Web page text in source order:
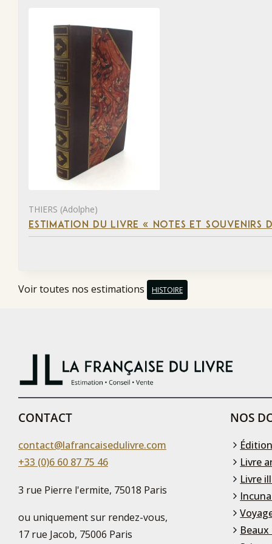
THIERS (Adolphe)
ESTIMATION DU LIVRE « NOTES ET SOUVENIRS
Voir toutes nos estimations HISTOIRE
CONTACT
contact@lafrancaisedulivre.com
+33 (0)6 60 87 75 46
3 rue Pierre l'ermite, 75018 Paris
ou uniquement sur rendez-vous,
17 rue Jacob, 75006 Paris
NOS
Livre
Livre